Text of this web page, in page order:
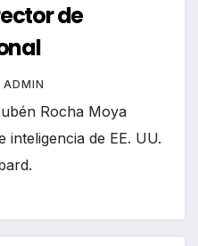
de
ADMIN
Rocha Moya
inteligencia de EE. UU.